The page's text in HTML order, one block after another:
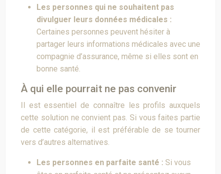
Les personnes qui ne souhaitent pas
divulguer leurs données médicales :
Certaines personnes peuvent hésiter à
partager leurs informations médicales avec une
compagnie d’assurance, même si elles sont en
bonne santé.
À qui elle pourrait ne pas convenir
Il est essentiel de connaître les profils auxquels
cette solution ne convient pas. Si vous faites partie
de cette catégorie, il est préférable de se tourner
vers d’autres alternatives.
Les personnes en parfaite santé : Si vous